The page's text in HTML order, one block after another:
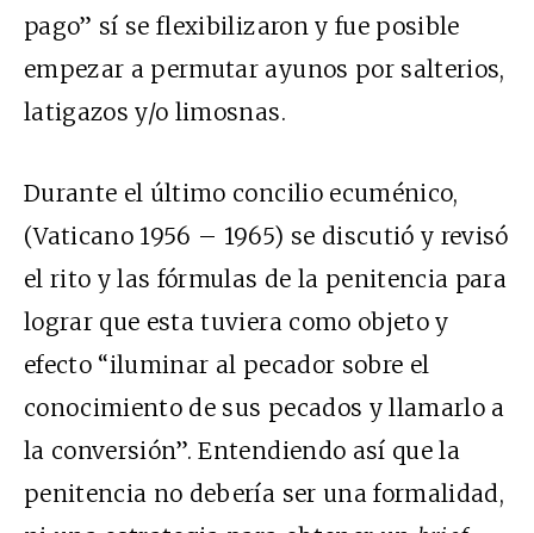
pago” sí se flexibilizaron y fue posible
empezar a permutar ayunos por salterios,
latigazos y/o limosnas.
Durante el último concilio ecuménico,
(Vaticano 1956 – 1965) se discutió y revisó
el rito y las fórmulas de la penitencia para
lograr que esta tuviera como objeto y
efecto “iluminar al pecador sobre el
conocimiento de sus pecados y llamarlo a
la conversión”. Entendiendo así que la
penitencia no debería ser una formalidad,